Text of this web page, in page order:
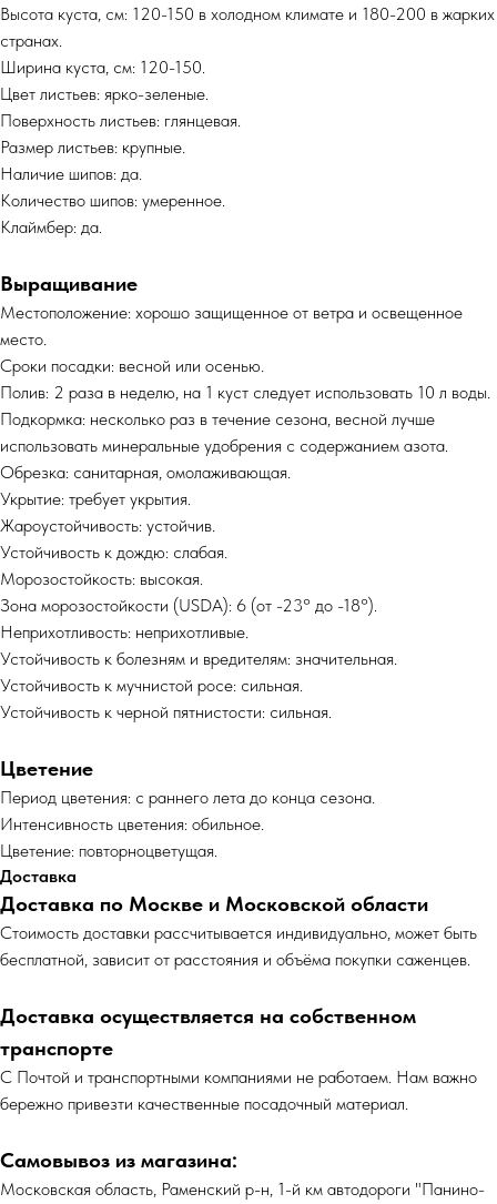
Высота куста, см: 120-150 в холодном климате и 180-200 в жарких
странах.
Ширина куста, см: 120-150.
Цвет листьев: ярко-зеленые.
Поверхность листьев: глянцевая.
Размер листьев: крупные.
Наличие шипов: да.
Количество шипов: умеренное.
Клаймбер: да.
Выращивание
Местоположение: хорошо защищенное от ветра и освещенное
место.
Сроки посадки: весной или осенью.
Полив: 2 раза в неделю, на 1 куст следует использовать 10 л воды.
Подкормка: несколько раз в течение сезона, весной лучше
использовать минеральные удобрения с содержанием азота.
Обрезка: санитарная, омолаживающая.
Укрытие: требует укрытия.
Жароустойчивость: устойчив.
Устойчивость к дождю: слабая.
Морозостойкость: высокая.
Зона морозостойкости (USDA): 6 (от -23° до -18°).
Неприхотливость: неприхотливые.
Устойчивость к болезням и вредителям: значительная.
Устойчивость к мучнистой росе: сильная.
Устойчивость к черной пятнистости: сильная.
Цветение
Период цветения: с раннего лета до конца сезона.
Интенсивность цветения: обильное.
Цветение: повторноцветущая.
Доставка
Доставка по Москве и Московской области
Cтоимость доставки рассчитывается индивидуально, может быть
бесплатной, зависит от расстояния и объёма покупки саженцев.
Доставка осуществляется на собственном
транспорте
С Почтой и транспортными компаниями не работаем. Нам важно
бережно привезти качественные посадочный материал.
Самовывоз из магазина:
Московская область, Раменский р-н, 1-й км автодороги "Панино-